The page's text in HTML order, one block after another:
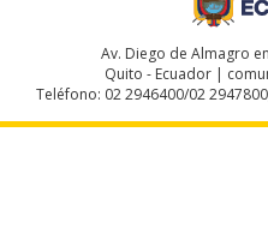
Av. Diego de Almagro
Quito - Ecuador |
Teléfono: 02 2946400/02